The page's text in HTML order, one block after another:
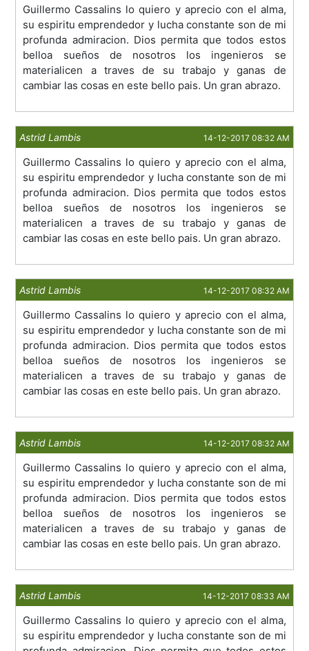
Guillermo Cassalins lo quiero y aprecio con el alma,
su espiritu emprendedor y lucha constante son de mi
profunda admiracion. Dios permita que todos estos
belloa sueños de nosotros los ingenieros se
materialicen a traves de su trabajo y ganas de
cambiar las cosas en este bello pais. Un gran abrazo.
Astrid Lambis 14-12-2017 08:32 AM
Guillermo Cassalins lo quiero y aprecio con el alma,
su espiritu emprendedor y lucha constante son de mi
profunda admiracion. Dios permita que todos estos
belloa sueños de nosotros los ingenieros se
materialicen a traves de su trabajo y ganas de
cambiar las cosas en este bello pais. Un gran abrazo.
Astrid Lambis 14-12-2017 08:32 AM
Guillermo Cassalins lo quiero y aprecio con el alma,
su espiritu emprendedor y lucha constante son de mi
profunda admiracion. Dios permita que todos estos
belloa sueños de nosotros los ingenieros se
materialicen a traves de su trabajo y ganas de
cambiar las cosas en este bello pais. Un gran abrazo.
Astrid Lambis 14-12-2017 08:32 AM
Guillermo Cassalins lo quiero y aprecio con el alma,
su espiritu emprendedor y lucha constante son de mi
profunda admiracion. Dios permita que todos estos
belloa sueños de nosotros los ingenieros se
materialicen a traves de su trabajo y ganas de
cambiar las cosas en este bello pais. Un gran abrazo.
Astrid Lambis 14-12-2017 08:33 AM
Guillermo Cassalins lo quiero y aprecio con el alma,
su espiritu emprendedor y lucha constante son de mi